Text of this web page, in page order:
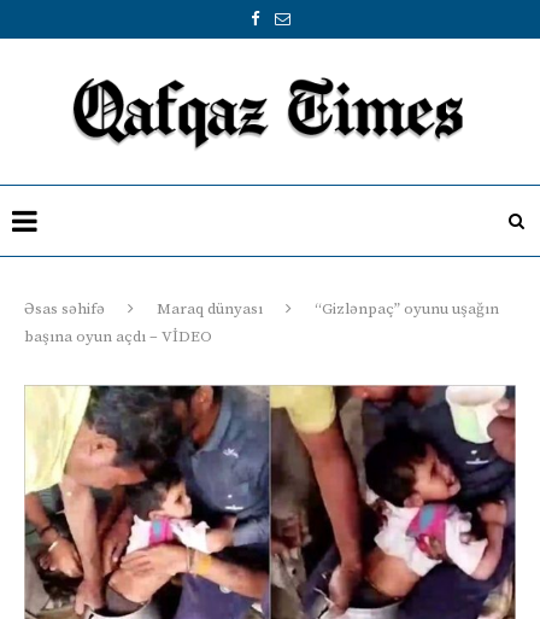
Əsas səhifə Maraq dünyası
“Gizlənpaç” oyunu uşağın
başına oyun açdı – VİDEO